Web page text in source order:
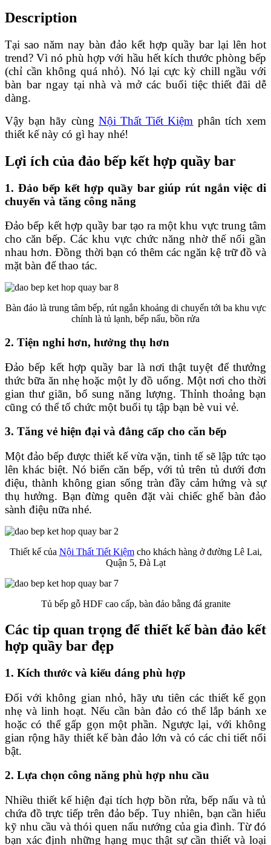
Description
Tại sao năm nay bàn đảo kết hợp quầy bar lại lên hot
trend? Vì nó phù hợp với hầu hết kích thước phòng bếp
(chỉ cần không quá nhỏ). Nó lại cực kỳ chill ngầu với
bàn bar ngay tại nhà và mở các buổi tiệc thiết đãi dễ
dàng.
Vậy bạn hãy cùng Nội Thất Tiết Kiệm phân tích xem
thiết kế này có gì hay nhé!
Lợi ích của đảo bếp kết hợp quầy bar
1. Đảo bếp kết hợp quầy bar giúp rút ngắn việc di
chuyển và tăng công năng
Đảo bếp kết hợp quầy bar tạo ra một khu vực trung tâm
cho căn bếp. Các khu vực chức năng nhờ thế nối gần
nhau hơn. Đồng thời bạn có thêm các ngăn kệ trữ đồ và
mặt bàn để thao tác.
Bàn đảo là trung tâm bếp, rút ngắn khoảng di chuyển tới ba khu vực
chính là tủ lạnh, bếp nấu, bồn rửa
2. Tiện nghi hơn, hưởng thụ hơn
Đảo bếp kết hợp quầy bar là nơi thật tuyệt để thưởng
thức bữa ăn nhẹ hoặc một ly đồ uống. Một nơi cho thời
gian thư giãn, bổ sung năng lượng. Thỉnh thoảng bạn
cũng có thể tổ chức một buổi tụ tập bạn bè vui vẻ.
3. Tăng vẻ hiện đại và đẳng cấp cho căn bếp
Một đảo bếp được thiết kế vừa vặn, tinh tế sẽ lập tức tạo
lên khác biệt. Nó biến căn bếp, với tủ trên tủ dưới đơn
điệu, thành không gian sống tràn đầy cảm hứng và sự
thụ hưởng. Bạn đừng quên đặt vài chiếc ghế bàn đảo
sành điệu nữa nhé.
Thiết kế của Nội Thất Tiết Kiệmcho khách hàng ở đường Lê Lai,
Quận 5, Đà Lạt
Tủ bếp gỗ HDF cao cấp, bàn đảo bằng đá granite
Các tip quan trọng để thiết kế bàn đảo kết
hợp quầy bar đẹp
1. Kích thước và kiểu dáng phù hợp
Đối với không gian nhỏ, hãy ưu tiên các thiết kế gọn
nhẹ và linh hoạt. Nếu cần bàn đảo có thể lắp bánh xe
hoặc có thể gấp gọn một phần. Ngược lại, với không
gian rộng hãy thiết kế bàn đảo lớn và có các chi tiết nổi
bật.
2. Lựa chọn công năng phù hợp nhu cầu
Nhiều thiết kế hiện đại tích hợp bồn rửa, bếp nấu và tủ
chứa đồ trực tiếp trên đảo bếp. Tuy nhiên, bạn cần hiểu
kỹ nhu cầu và thói quen nấu nướng của gia đình. Từ đó
bạn xác định những hạng mục thật sự cần thiết và loại